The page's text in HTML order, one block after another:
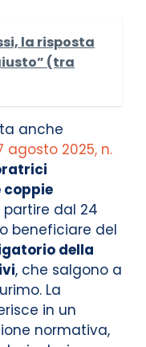
la risposta
(tra
anche
agosto 2025, n.
coppie
partire dal 24
beneficiare del
della
, che salgono a
La
in un
normativa,